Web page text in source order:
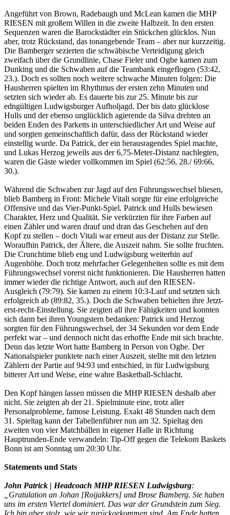
Angeführt von Brown, Radebaugh und McLean kamen die MHP
RIESEN mit großem Willen in die zweite Halbzeit. In den ersten
Sequenzen waren die Barockstädter ein Stückchen glücklos. Nun
aber, trotz Rückstand, das tonangebende Team – aber nur kurzzeitig.
Die Bamberger sezierten die schwäbische Verteidigung gleich
zweifach über die Grundlinie, Chase Fieler und Ogbe kamen zum
Dunking und die Schwaben auf die Teambank eingeflogen (53:42,
23.). Doch es sollten noch weitere schwache Minuten folgen: Die
Hausherren spielten im Rhythmus der ersten zehn Minuten und
setzten sich wieder ab. Es dauerte bis zur 25. Minute bis zur
edngültigen Ludwigsburger Aufholjagd. Der bis dato glücklose
Hulls und der ebenso unglücklich agierende da Silva drehten an
beiden Enden des Parketts in unterschiedlicher Art und Weise auf
und sorgten gemeinschaftlich dafür, dass der Rückstand wieder
einstellig wurde. Da Patrick, der ein herausragendes Spiel machte,
und Lukas Herzog jeweils aus der 6,75-Meter-Distanz nachlegten,
waren die Gäste wieder vollkommen im Spiel (62:56, 28./ 69:66,
30.).
Während die Schwaben zur Jagd auf den Führungswechsel bliesen,
blieb Bamberg in Front: Michele Vitali sorgte für eine erfolgreiche
Offensive und das Vier-Punkt-Spiel. Patrick und Hulls bewiesen
Charakter, Herz und Qualität. Sie verkürzten für ihre Farben auf
einen Zähler und waren drauf und dran das Geschehen auf den
Kopf zu stellen – doch Vitali war erneut aus der Distanz zur Stelle.
Woraufhin Patrick, der Ältere, die Auszeit nahm. Sie sollte fruchten.
Die Crunchtime blieb eng und Ludwigsburg weiterhin auf
Augenhöhe. Doch trotz mehrfacher Gelegenheiten sollte es mit dem
Führungswechsel vorerst nicht funktionieren. Die Hausherren hatten
immer wieder die richtige Antwort, auch auf den RIESEN-
Ausgleich (79:79). Sie kamen zu einem 10:3-Lauf und setzten sich
erfolgreich ab (89:82, 35.). Doch die Schwaben behielten ihre Jetzt-
erst-recht-Einstellung. Sie zeigten all ihre Fähigkeiten und konnten
sich dann bei ihren Youngstern bedanken: Patrick und Herzog
sorgten für den Führungswechsel, der 34 Sekunden vor dem Ende
perfekt war – und dennoch nicht das erhoffte Ende mit sich brachte.
Denn das letzte Wort hatte Bamberg in Person von Ogbe. Der
Nationalspieler punktete nach einer Auszeit, stellte mit den letzten
Zählern der Partie auf 94:93 und entschied, in für Ludwigsburg
bitterer Art und Weise, eine wahre Basketball-Schlacht.
Den Kopf hängen lassen müssen die MHP RIESEN deshalb aber
nicht. Sie zeigten ab der 21. Spielminute eine, trotz aller
Personalprobleme, famose Leistung. Exakt 48 Stunden nach dem
31. Spieltag kann der Tabellenführer nun am 32. Spieltag den
zweiten von vier Matchbällen in eigener Halle in Richtung
Hauptrunden-Ende verwandeln: Tip-Off gegen die Telekom Baskets
Bonn ist am Sonntag um 20:30 Uhr.
Statements und Stats
John Patrick | Headcoach MHP RIESEN Ludwigsburg:
„Gratulation an Johan [Roijakkers] und Brose Bamberg. Sie haben
uns im ersten Viertel dominiert. Das war der Grundstein zum Sieg.
Ich bin aber stolz, wie wir zurückgekommen sind. Am Ende hatten